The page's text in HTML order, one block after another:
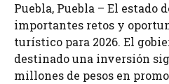
Puebla, Puebla – El estado
importantes retos y
turístico para 2026. El
destinado una inversión
millones de pesos en